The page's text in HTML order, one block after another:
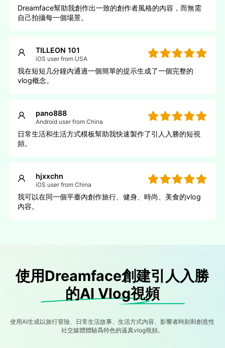
Dreamface幫助我創作出一致的創作者風格的內容，而無需
自己拍攝每一個場景。
TILLEON 101
iOS user from USA
我在短短几分鐘內通過一個簡單的提示生成了一個完整的
vlog概念。
pano888
Android user from China
日常生活和生活方式模板幫助我快速製作了引人入勝的短視
頻。
hjxxchn
iOS user from China
我可以在同一個平臺內創作旅行、健身、時尚、美食的vlog
內容。
使用Dreamface創建引人入勝
的AI Vlog視頻
使用AI生成以旅行冒險、日常生活故事、生活方式內容、影響者時刻和創造性
社交媒體體驗爲特色的逼真vlog視頻。